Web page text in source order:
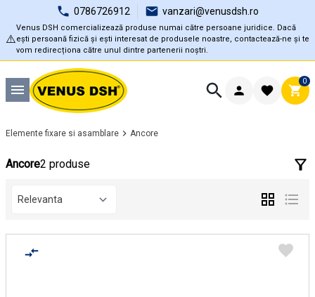
0786726912 vanzari@venusdsh.ro
⚠️
Venus DSH comercializează produse numai către persoane juridice. Dacă
ești persoană fizică și ești interesat de produsele noastre, contactează-ne și te
vom redirecționa către unul dintre partenerii noștri.
0
Elemente fixare si asamblare Ancore
Ancore2 produse